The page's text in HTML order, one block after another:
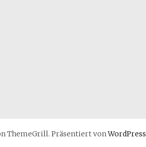
ThemeGrill. Präsentiert vonWordPress